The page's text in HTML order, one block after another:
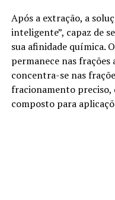
Após a extração, a
inteligente”, capaz de
sua afinidade química.
permanece nas frações
concentra-se nas
fracionamento preciso,
composto para